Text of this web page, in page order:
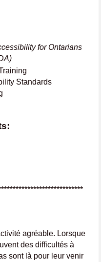
for Ontarians
Standards
agréable. Lorsque
des difficultés à
sont là pour leur venir